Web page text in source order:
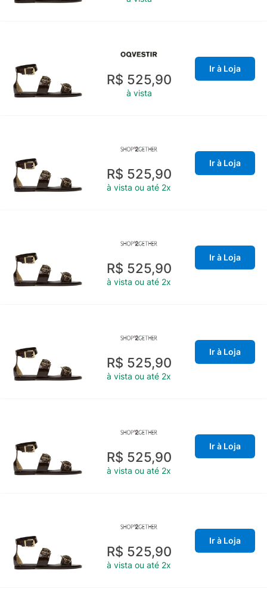
R$ 525,90
à vista
Ir à Loja
R$ 525,90
à vista ou até 2x
Ir à Loja
R$ 525,90
à vista ou até 2x
Ir à Loja
R$ 525,90
à vista ou até 2x
Ir à Loja
R$ 525,90
à vista ou até 2x
Ir à Loja
R$ 525,90
à vista ou até 2x
Ir à Loja